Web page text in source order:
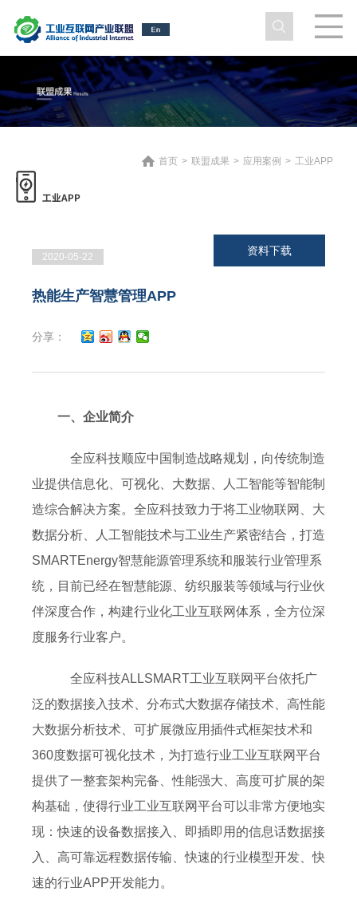
首页 > 联盟成果 > 应用案例 > 工业APP
2020-05-22
资料下载
热能生产智慧管理APP
分享：
一、企业简介
全应科技顺应中国制造战略规划，向传统制造
业提供信息化、可视化、大数据、人工智能等智能制
造综合解决方案。全应科技致力于将工业物联网、大
数据分析、人工智能技术与工业生产紧密结合，打造
SMARTEnergy智慧能源管理系统和服装行业管理系
统，目前已经在智慧能源、纺织服装等领域与行业伙
伴深度合作，构建行业化工业互联网体系，全方位深
度服务行业客户。
全应科技ALLSMART工业互联网平台依托广
泛的数据接入技术、分布式大数据存储技术、高性能
大数据分析技术、可扩展微应用插件式框架技术和
360度数据可视化技术，为打造行业工业互联网平台
提供了一整套架构完备、性能强大、高度可扩展的架
构基础，使得行业工业互联网平台可以非常方便地实
现：快速的设备数据接入、即插即用的信息话数据接
入、高可靠远程数据传输、快速的行业模型开发、快
速的行业APP开发能力。